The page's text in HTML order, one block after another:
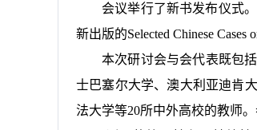
会议举行了新书发布仪式
新出版的Selected Chinese Cases
本次研讨会与会代表既包
士巴塞尔大学、澳大利亚迪肯
法大学等20所中外高校的教师